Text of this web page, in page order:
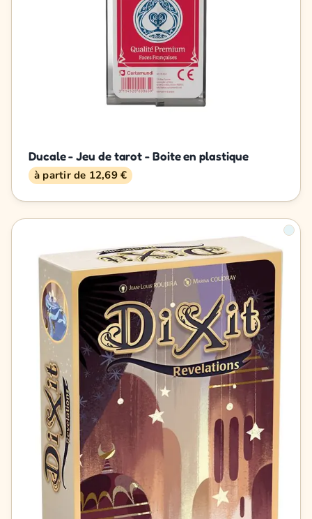
Ducale - Jeu de tarot - Boite en plastique
à partir de 12,69 €